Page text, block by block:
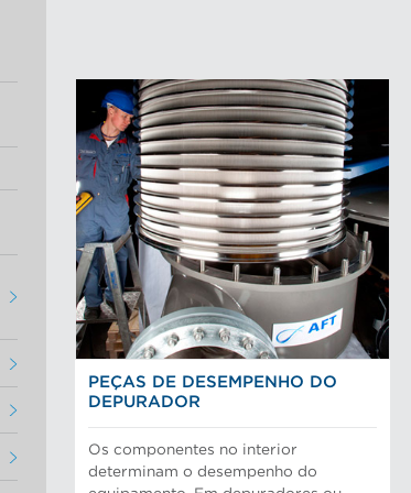
PEÇAS DE DESEMPENHO DO
DEPURADOR
Os componentes no interior
determinam o desempenho do